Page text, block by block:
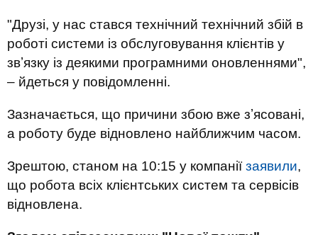
"Друзі, у нас стався технічний технічний збій в
роботі системи із обслуговування клієнтів у
звʼязку із деякими програмними оновленнями",
– йдеться у повідомленні.
Зазначається, що причини збою вже зʼясовані,
а роботу буде відновлено найближчим часом.
Зрештою, станом на 10:15 у компанії заявили,
що робота всіх клієнтських систем та сервісів
відновлена.